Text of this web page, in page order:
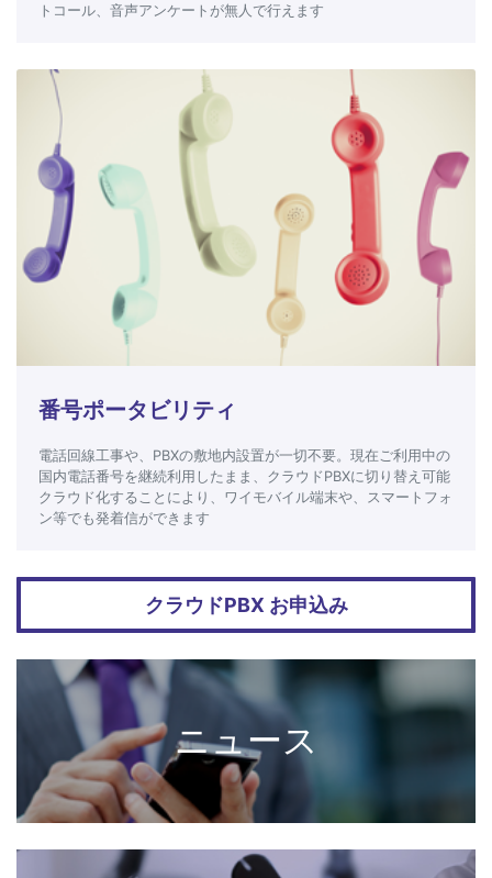
トコール、音声アンケートが無人で行えます
番号ポータビリティ
電話回線工事や、PBXの敷地内設置が一切不要。現在ご利用中の
国内電話番号を継続利用したまま、クラウドPBXに切り替え可能
クラウド化することにより、ワイモバイル端末や、スマートフォ
ン等でも発着信ができます
クラウドPBX お申込み
ニュース